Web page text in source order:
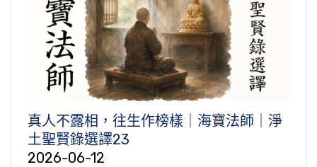
真人不露相，往生作榜樣｜海寶法師｜淨
土聖賢錄選譯23
2026-06-12